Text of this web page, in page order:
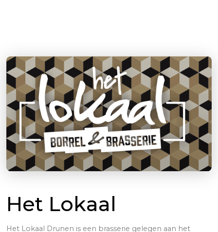
Het Lokaal
Het Lokaal Drunen is een brasserie gelegen aan het